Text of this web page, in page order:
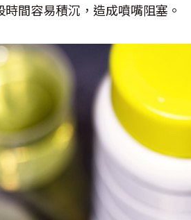
間容易積沉，造成噴嘴阻塞。